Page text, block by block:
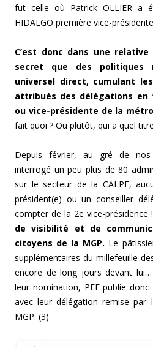
fut celle où Patrick OLLIER a
HIDALGO première vice-
C’est donc dans une
secret que des politiques
universel direct, cumulant
attribués des délégations en
ou vice-présidente de la
fait quoi ? Ou plutôt, qui a quel
Depuis février, au gré de nos
interrogé un peu plus de 80
sur le secteur de la CALPE,
président(e) ou un conseiller
compter de la 2e vice-présidence
de visibilité et de
citoyens de la MGP. Le
supplémentaires du millefeuille
encore de long jours devant
leur nomination, PEE publie
avec leur délégation remise par
MGP. (3)